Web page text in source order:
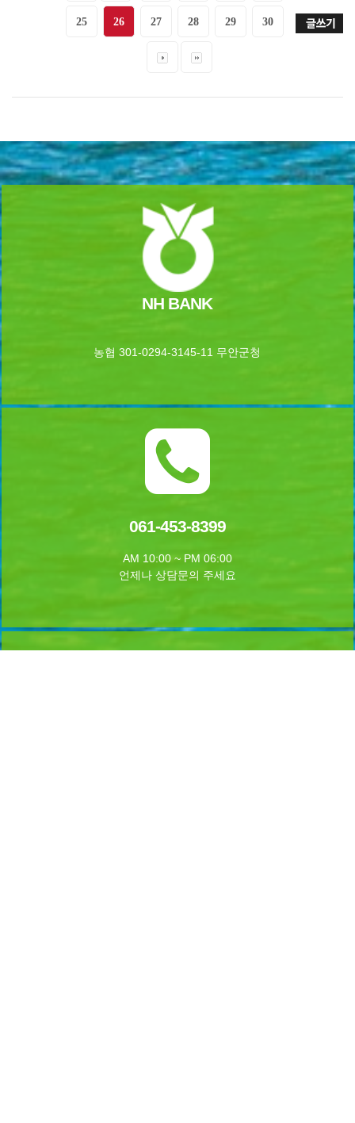
25 26 27 28 29 30
NH BANK
농협 301-0294-3145-11 무안군청
061-453-8399
AM 10:00 ~ PM 06:00
언제나 상담문의 주세요